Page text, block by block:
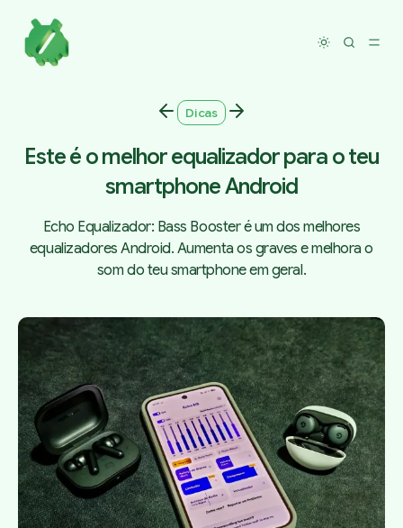
Toggle
Dicas
Este é o melhor equalizador para o teu
smartphone Android
Echo Equalizador: Bass Booster é um dos melhores
equalizadores Android. Aumenta os graves e melhora o
som do teu smartphone em geral.